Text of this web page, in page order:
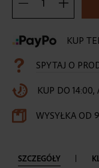
KUP
SPYTAJ O
KUP DO
WYSYŁKA OD
SZCZEGÓŁY